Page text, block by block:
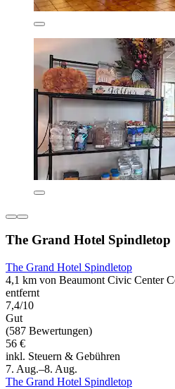
The Grand Hotel Spindletop
The Grand Hotel Spindletop
4,1 km von Beaumont Civic Center
entfernt
7,4/10
Gut
(587 Bewertungen)
56 €
inkl. Steuern & Gebühren
7. Aug.–8. Aug.
The Grand Hotel Spindletop